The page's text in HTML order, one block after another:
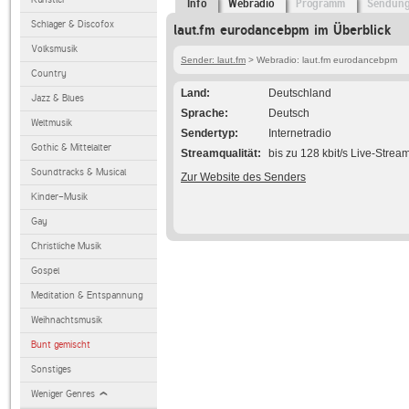
Schlager & Discofox
Volksmusik
Country
Jazz & Blues
Weltmusik
Gothic & Mittelalter
Soundtracks & Musical
Kinder-Musik
Gay
Christliche Musik
Gospel
Meditation & Entspannung
Weihnachtsmusik
Bunt gemischt
Sonstiges
Weniger Genres
Info Webradio Programm
laut.fm eurodancebpm im Überblick
Sender: laut.fm > Webradio: laut.fm eurodancebpm
Land
Deutschland
Sprache
Deutsch
Sendertyp
Internetradio
Streamqualität
bis zu 128 kbit/s Live-
Zur Website des Senders